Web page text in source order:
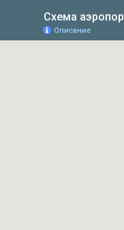
Описание